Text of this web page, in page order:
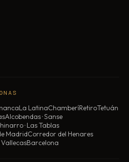
La LatinaChamberíRetiroTetuán
Alcobendas · Sanse
· Las Tablas
MadridCorredor del Henares
Barcelona